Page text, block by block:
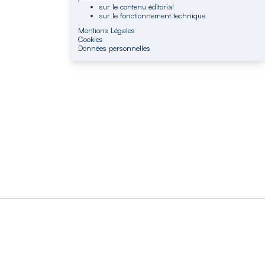
sur le contenu éditorial
sur le fonctionnement technique
Mentions Légales
Cookies
Données personnelles